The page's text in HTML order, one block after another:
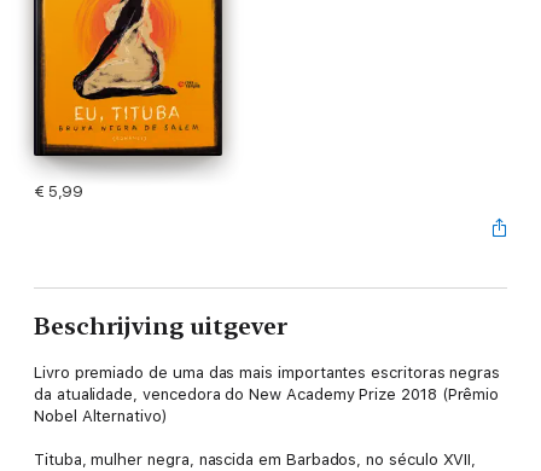
€ 5,99
Beschrijving uitgever
Livro premiado de uma das mais importantes escritoras negras
da atualidade, vencedora do New Academy Prize 2018 (Prêmio
Nobel Alternativo)
Tituba, mulher negra, nascida em Barbados, no século XVII,